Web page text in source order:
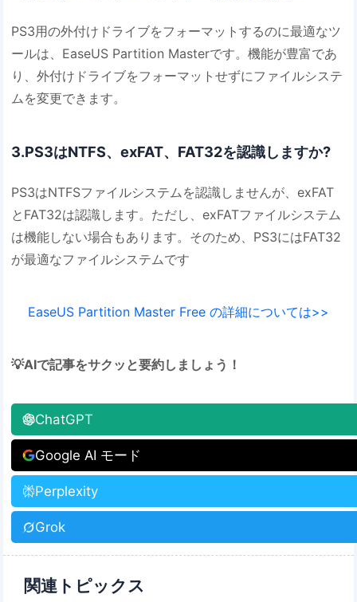
PS3用の外付けドライブをフォーマットするのに最適なツ
ールは、EaseUS Partition Masterです。機能が豊富であ
り、外付けドライブをフォーマットせずにファイルシステ
ムを変更できます。
3.PS3はNTFS、exFAT、FAT32を認識しますか?
PS3はNTFSファイルシステムを認識しませんが、exFAT
とFAT32は認識します。ただし、exFATファイルシステム
は機能しない場合もあります。そのため、PS3にはFAT32
が最適なファイルシステムです
EaseUS Partition Master Free の詳細については>>
💡AIで記事をサクッと要約しましょう！
ChatGPT
Google AI モード
Perplexity
Grok
関連トピックス